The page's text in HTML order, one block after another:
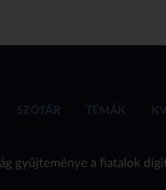
SZÓTÁR TÉMÁK
gyűjteménye a fiatalok